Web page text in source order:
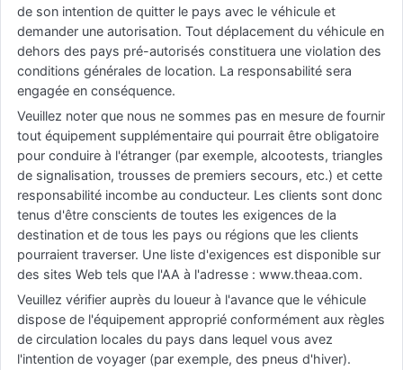
de son intention de quitter le pays avec le véhicule et
demander une autorisation. Tout déplacement du véhicule en
dehors des pays pré-autorisés constituera une violation des
conditions générales de location. La responsabilité sera
engagée en conséquence.
Veuillez noter que nous ne sommes pas en mesure de fournir
tout équipement supplémentaire qui pourrait être obligatoire
pour conduire à l'étranger (par exemple, alcootests, triangles
de signalisation, trousses de premiers secours, etc.) et cette
responsabilité incombe au conducteur. Les clients sont donc
tenus d'être conscients de toutes les exigences de la
destination et de tous les pays ou régions que les clients
pourraient traverser. Une liste d'exigences est disponible sur
des sites Web tels que l'AA à l'adresse : www.theaa.com.
Veuillez vérifier auprès du loueur à l'avance que le véhicule
dispose de l'équipement approprié conformément aux règles
de circulation locales du pays dans lequel vous avez
l'intention de voyager (par exemple, des pneus d'hiver).